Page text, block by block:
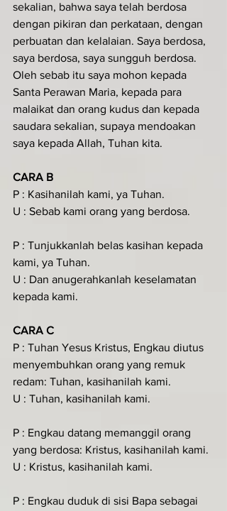
sekalian, bahwa saya telah berdosa
dengan pikiran dan perkataan, dengan
perbuatan dan kelalaian. Saya berdosa,
saya berdosa, saya sungguh berdosa.
Oleh sebab itu saya mohon kepada
Santa Perawan Maria, kepada para
malaikat dan orang kudus dan kepada
saudara sekalian, supaya mendoakan
saya kepada Allah, Tuhan kita.
CARA B
P : Kasihanilah kami, ya Tuhan.
U : Sebab kami orang yang berdosa.
P : Tunjukkanlah belas kasihan kepada
kami, ya Tuhan.
U : Dan anugerahkanlah keselamatan
kepada kami.
CARA C
P : Tuhan Yesus Kristus, Engkau diutus
menyembuhkan orang yang remuk
redam: Tuhan, kasihanilah kami.
U : Tuhan, kasihanilah kami.
P : Engkau datang memanggil orang
yang berdosa: Kristus, kasihanilah kami.
U : Kristus, kasihanilah kami.
P : Engkau duduk di sisi Bapa sebagai